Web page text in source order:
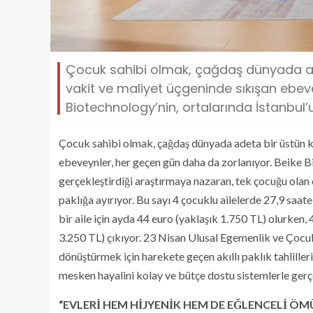
Çocuk sahibi olmak, çağdaş dünyada
vakit ve maliyet üçgeninde sıkışan
Biotechnology’nin, ortalarında
Çocuk sahibi olmak, çağdaş dünyada adeta bir üstün
ebeveynler, her geçen gün daha da zorlanıyor. Beike
gerçekleştirdiği araştırmaya nazaran, tek çocuğu
paklığa ayırıyor. Bu sayı 4 çocuklu ailelerde 27,9
bir aile için ayda 44 euro (yaklaşık 1.750 TL)
3.250 TL) çıkıyor. 23 Nisan Ulusal Egemenlik ve
dönüştürmek için harekete geçen akıllı paklık
mesken hayalini kolay ve bütçe dostu sistemlerle
“EVLERİ HEM HİJYENİK HEM DE EĞLENCELİ